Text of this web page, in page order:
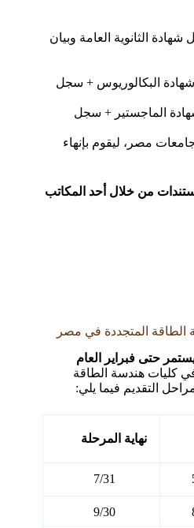
الثانوية العامة وبيان
البكالوريوس + سجل
الماجستير + سجل
مصر، ليقوم بإنهاء
من خلال أحد المكاتب
الطاقة المتجددة في مصر
حتى فبراير العام
كليات هندسة الطاقة
التقديم فيما يلي:
نهاية المرحلة